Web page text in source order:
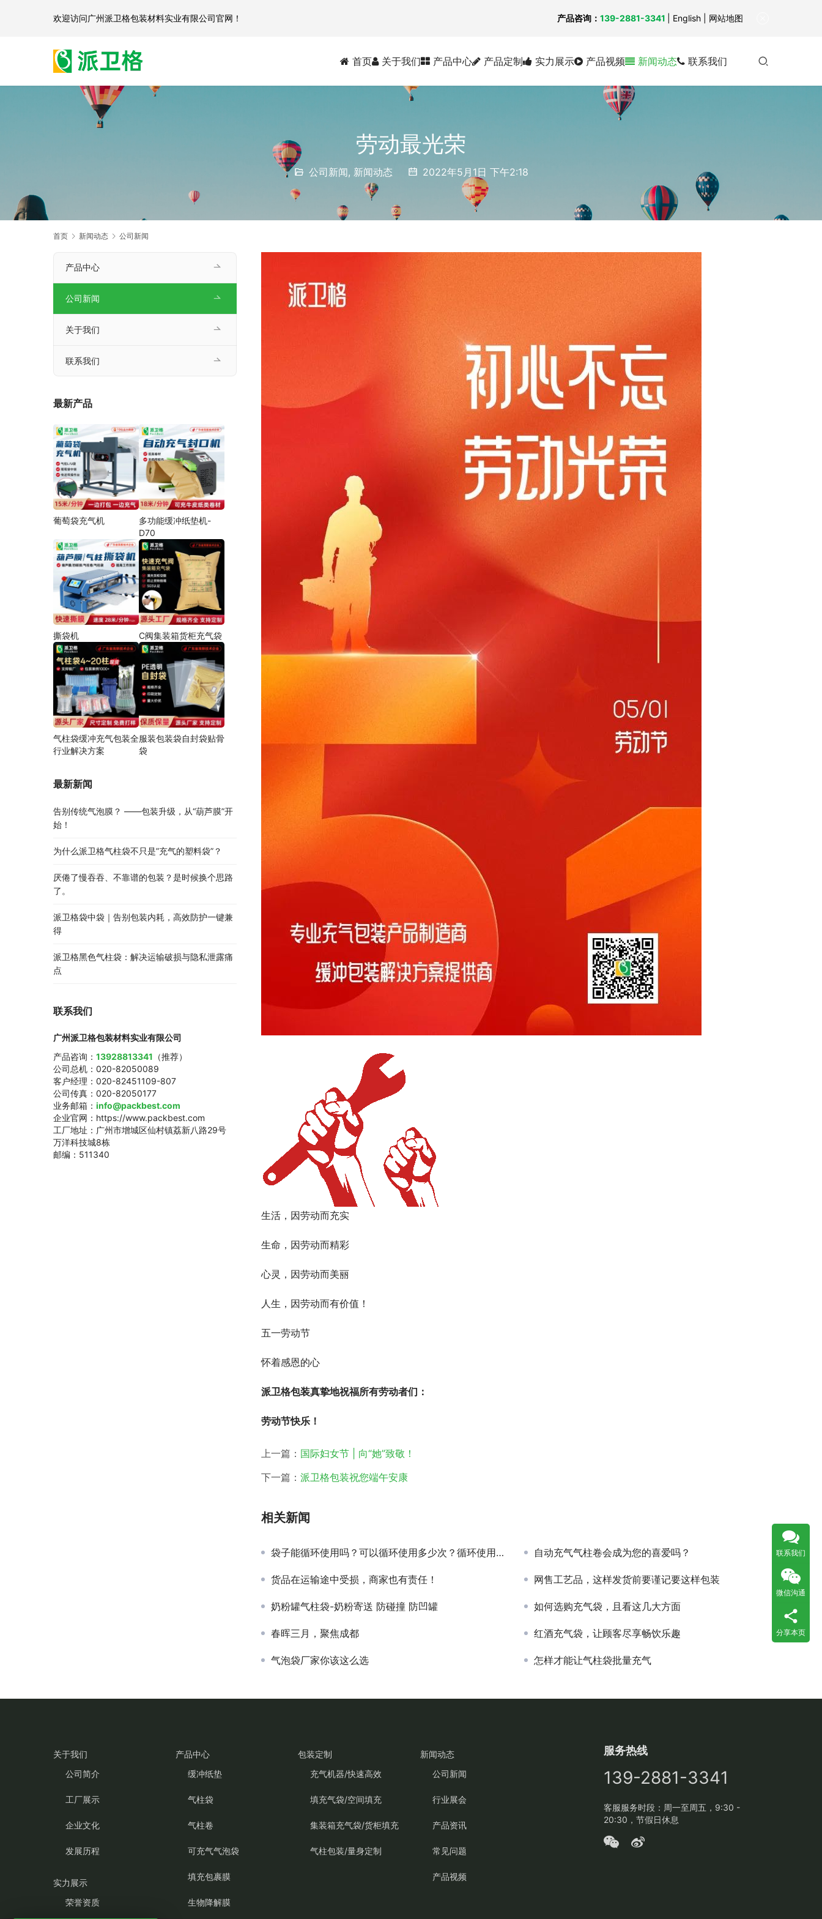
首页 关于我们 产品中心 产品定制 实力展示 产品视频 新闻动态 联系我们
劳动最光荣
公司新闻, 新闻动态 2022年5月1日 下午2:18
首页 新闻动态 公司新闻
生活，因劳动而充实
生命，因劳动而精彩
心灵，因劳动而美丽
人生，因劳动而有价值！
五一劳动节
怀着感恩的心
派卫格包装真挚地祝福所有劳动者们：
劳动节快乐！
上一篇： 国际妇女节 | 向“她”致敬！
下一篇： 派卫格包装祝您端午安康
相关新闻
袋子能循环使用吗？可以循环使用多少次？循环使用对性能有没有影响？ 自动充气气柱卷会成为您的喜爱吗？
货品在运输途中受损，商家也有责任！ 网售工艺品，这样发货前要谨记要这样包装
奶粉罐气柱袋-奶粉寄送 防碰撞 防凹罐 如何选购充气袋，且看这几大方面
春晖三月，聚焦成都 红酒充气袋，让顾客尽享畅饮乐趣
气泡袋厂家你该这么选 怎样才能让气柱袋批量充气
产品中心
公司新闻
关于我们
联系我们
最新产品
葡萄袋充气机
多功能缓冲纸垫机-
D70
撕袋机 C阀集装箱货柜充气袋
气柱袋缓冲充气包装全
行业解决方案
服装包装袋自封袋贴骨
袋
最新新闻
告别传统气泡膜？ ——包装升级，从“葫芦膜”开
始！
为什么派卫格气柱袋不只是”充气的塑料袋”？
厌倦了慢吞吞、不靠谱的包装？是时候换个思路
了。
派卫格袋中袋｜告别包装内耗，高效防护一键兼
得
派卫格黑色气柱袋：解决运输破损与隐私泄露痛
点
联系我们
广州派卫格包装材料实业有限公司
产品咨询： 13928813341 （推荐）
公司总机：020-82050089
客户经理：020-82451109-807
公司传真：020-82050177
业务邮箱： info@packbest.com
企业官网：https://www.packbest.com
工厂地址：广州市增城区仙村镇荔新八路29号
万洋科技城8栋
邮编：511340
关于我们
公司简介
工厂展示
企业文化
发展历程
实力展示
荣誉资质
产品中心
缓冲纸垫
气柱袋
气柱卷
可充气气泡袋
填充包裹膜
生物降解膜
包装定制
充气机器/快速高效
填充气袋/空间填充
集装箱充气袋/货柜填充
气柱包装/量身定制
新闻动态
公司新闻
行业展会
产品资讯
常见问题
产品视频
服务热线
139-2881-3341
客服服务时段：周一至周五，9:30 -
20:30，节假日休息
联系我们
微信沟通
分享本页
欢迎访问广州派卫格包装材料实业有限公司官网 ！ 产品咨询： 139-2881-3341 English | 网站地图